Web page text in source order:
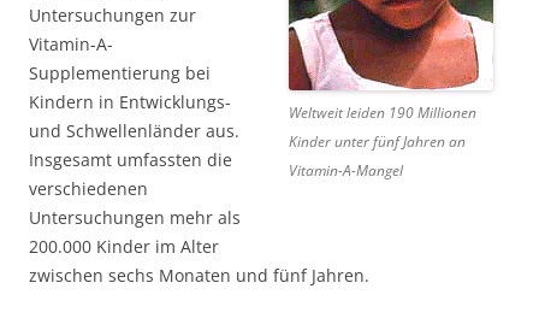
Weltweit leiden 190 Millionen
Kinder unter fünf Jahren an
Vitamin-A-Mangel
Untersuchungen zur
Vitamin-A-
Supplementierung bei
Kindern in Entwicklungs-
und Schwellenländer aus.
Insgesamt umfassten die
verschiedenen
Untersuchungen mehr als
200.000 Kinder im Alter
zwischen sechs Monaten und fünf Jahren.